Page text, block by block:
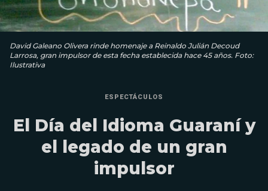
David Galeano Olivera rinde homenaje a Reinaldo Julián Decoud
Larrosa, gran impulsor de esta fecha establecida hace 45 años. Foto:
Ilustrativa
ESPECTÁCULOS
El Día del Idioma Guaraní y
el legado de un gran
impulsor